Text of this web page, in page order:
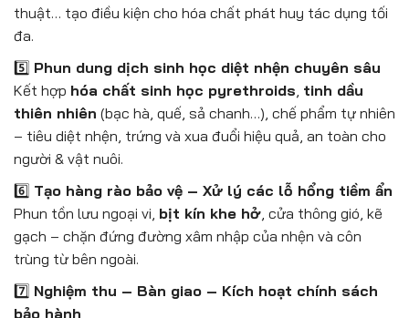
thuật… tạo điều kiện cho hóa chất phát huy tác dụng tối
đa.
5️⃣ Phun dung dịch sinh học diệt nhện chuyên sâu
Kết hợp hóa chất sinh học pyrethroids tinh dầu
thiên nhiên (bạc hà, quế, sả chanh…), chế phẩm tự nhiên
– tiêu diệt nhện, trứng và xua đuổi hiệu quả, an toàn cho
người & vật nuôi.
6️⃣ Tạo hàng rào bảo vệ – Xử lý các lỗ hổng tiềm ẩn
Phun tồn lưu ngoại vi, bịt kín khe hở , cửa thông gió, kẽ
gạch – chặn đứng đường xâm nhập của nhện và côn
trùng từ bên ngoài.
7️⃣ Nghiệm thu – Bàn giao – Kích hoạt chính sách
bảo hành